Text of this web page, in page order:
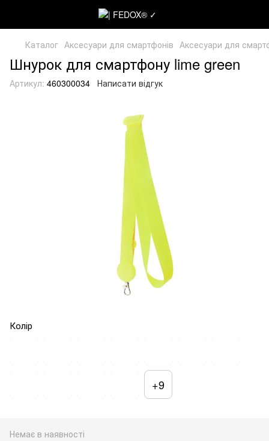
Каталог Аксесуари для смартфонів Аксесуари для
Шнурок для смартфону lime green
Артикул: 460300034 Написати відгук
Колір
+9
Немає в наявності